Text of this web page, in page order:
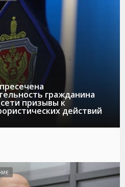
гражданина
призывы к
действий